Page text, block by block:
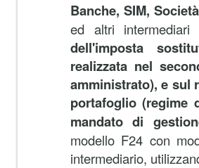
Banche, SIM,
ed altri
dell'imposta
realizzata nel
amministrato), e sul
portafoglio (regime
mandato di
modello F24 con
intermediario,